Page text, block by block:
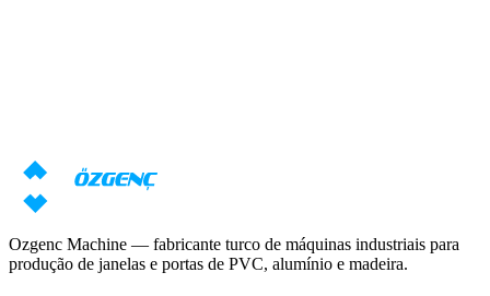
Solicitar preço Baixar catálogo
Ozgenc Machine — fabricante turco de máquinas industriais para
produção de janelas e portas de PVC, alumínio e madeira.